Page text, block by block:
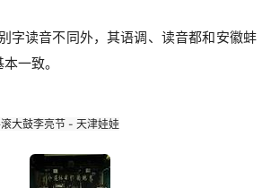
字读音不同外，其语调、读音都和安徽蚌
一致。
大鼓李亮节 - 天津娃娃